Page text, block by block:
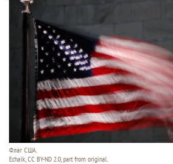
Флаг США.
Echaik, CC BY-ND 2.0, part from original.